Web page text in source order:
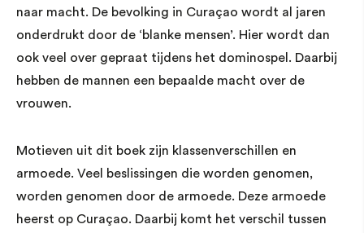
naar macht. De bevolking in Curaçao wordt al jaren
onderdrukt door de ‘blanke mensen’. Hier wordt dan
ook veel over gepraat tijdens het dominospel. Daarbij
hebben de mannen een bepaalde macht over de
vrouwen.
Motieven uit dit boek zijn klassenverschillen en
armoede. Veel beslissingen die worden genomen,
worden genomen door de armoede. Deze armoede
heerst op Curaçao. Daarbij komt het verschil tussen